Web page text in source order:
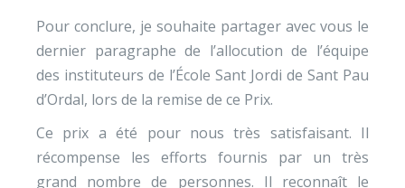
Pour conclure, je souhaite partager avec vous le
dernier paragraphe de l’allocution de l’équipe
des instituteurs de l’École Sant Jordi de Sant Pau
d’Ordal, lors de la remise de ce Prix.
Ce prix a été pour nous très satisfaisant. Il
récompense les efforts fournis par un très
grand nombre de personnes. Il reconnaît le